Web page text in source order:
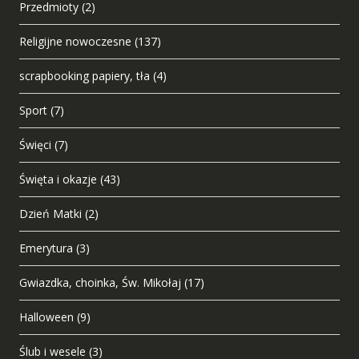
Przedmioty (2)
Religijne nowoczesne (137)
scrapbooking papiery, tła (4)
Sport (7)
Święci (7)
Święta i okazje (43)
Dzień Matki (2)
Emerytura (3)
Gwiazdka, choinka, Św. Mikołaj (17)
Halloween (9)
Ślub i wesele (3)